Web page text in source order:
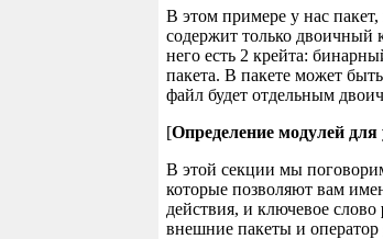
В этом примере у нас
содержит только двоичный
него есть 2 крейта:
пакета. В пакете может
файл будет отдельным
[Определение модулей
В этой секции мы
которые позволяют вам
действия, и ключевое слово
внешние пакеты и оператор